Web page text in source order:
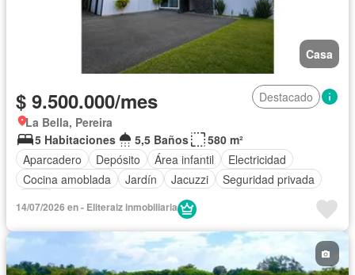
Casa
$ 9.500.000/mes
Destacado
La Bella, Pereira
5 Habitaciones
5,5 Baños
580 m²
Aparcadero
Depósito Área infantil
Electricidad
Cocina amoblada
Jardín Jacuzzi
Seguridad privada
14/07/2026 en - Eliteraiz inmobiliaria